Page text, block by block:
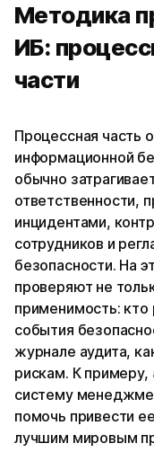
Методика
ИБ:
части
Процессная часть
информационной
обычно
ответственности,
инцидентами,
сотрудников и
безопасности. На
проверяют не
применимость: кто
события
журнале аудита,
рискам. К примеру,
систему
помочь привести
лучшим мировым